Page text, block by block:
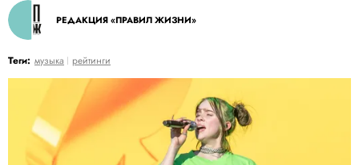
РЕДАКЦИЯ «ПРАВИЛ ЖИЗНИ»
Теги: музыка рейтинги